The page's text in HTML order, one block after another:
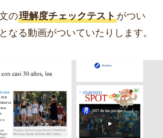
の理解度チェックテストがつい
なる動画がついていたりします。